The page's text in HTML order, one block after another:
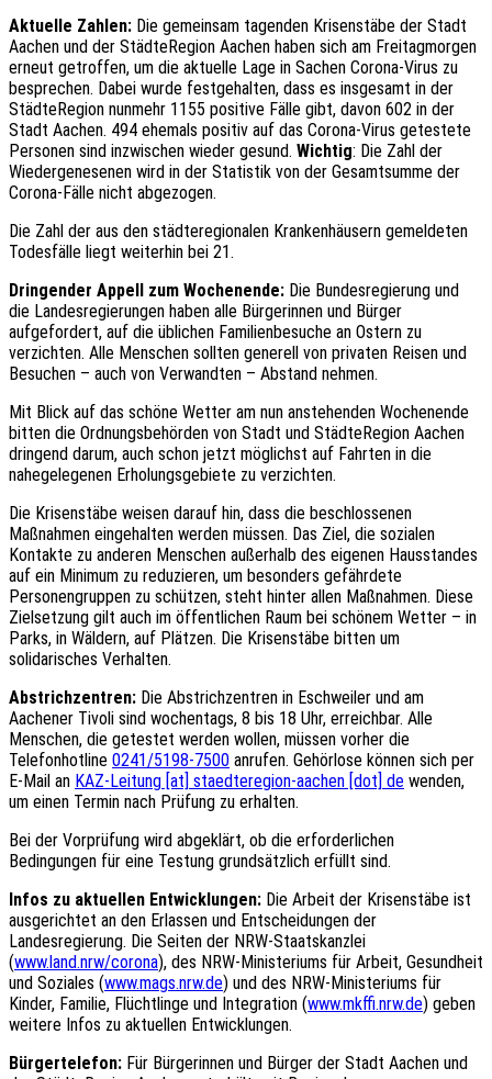
Aktuelle Zahlen: Die gemeinsam tagenden Krisenstäbe der Stadt
Aachen und der StädteRegion Aachen haben sich am Freitagmorgen
erneut getroffen, um die aktuelle Lage in Sachen Corona-Virus zu
besprechen. Dabei wurde festgehalten, dass es insgesamt in der
StädteRegion nunmehr 1155 positive Fälle gibt, davon 602 in der
Stadt Aachen. 494 ehemals positiv auf das Corona-Virus getestete
Personen sind inzwischen wieder gesund. Wichtig: Die Zahl der
Wiedergenesenen wird in der Statistik von der Gesamtsumme der
Corona-Fälle nicht abgezogen.
Die Zahl der aus den städteregionalen Krankenhäusern gemeldeten
Todesfälle liegt weiterhin bei 21.
Dringender Appell zum Wochenende: Die Bundesregierung und
die Landesregierungen haben alle Bürgerinnen und Bürger
aufgefordert, auf die üblichen Familienbesuche an Ostern zu
verzichten. Alle Menschen sollten generell von privaten Reisen und
Besuchen – auch von Verwandten – Abstand nehmen.
Mit Blick auf das schöne Wetter am nun anstehenden Wochenende
bitten die Ordnungsbehörden von Stadt und StädteRegion Aachen
dringend darum, auch schon jetzt möglichst auf Fahrten in die
nahegelegenen Erholungsgebiete zu verzichten.
Die Krisenstäbe weisen darauf hin, dass die beschlossenen
Maßnahmen eingehalten werden müssen. Das Ziel, die sozialen
Kontakte zu anderen Menschen außerhalb des eigenen Hausstandes
auf ein Minimum zu reduzieren, um besonders gefährdete
Personengruppen zu schützen, steht hinter allen Maßnahmen. Diese
Zielsetzung gilt auch im öffentlichen Raum bei schönem Wetter – in
Parks, in Wäldern, auf Plätzen. Die Krisenstäbe bitten um
solidarisches Verhalten.
Abstrichzentren: Die Abstrichzentren in Eschweiler und am
Aachener Tivoli sind wochentags, 8 bis 18 Uhr, erreichbar. Alle
Menschen, die getestet werden wollen, müssen vorher die
Telefonhotline 0241/5198-7500 anrufen. Gehörlose können sich per
E-Mail an KAZ-Leitung [at] staedteregion-aachen [dot] de wenden,
um einen Termin nach Prüfung zu erhalten.
Bei der Vorprüfung wird abgeklärt, ob die erforderlichen
Bedingungen für eine Testung grundsätzlich erfüllt sind.
Infos zu aktuellen Entwicklungen: Die Arbeit der Krisenstäbe ist
ausgerichtet an den Erlassen und Entscheidungen der
Landesregierung. Die Seiten der NRW-Staatskanzlei
(www.land.nrw/corona), des NRW-Ministeriums für Arbeit, Gesundheit
und Soziales (www.mags.nrw.de) und des NRW-Ministeriums für
Kinder, Familie, Flüchtlinge und Integration (www.mkffi.nrw.de) geben
weitere Infos zu aktuellen Entwicklungen.
Bürgertelefon: Für Bürgerinnen und Bürger der Stadt Aachen und